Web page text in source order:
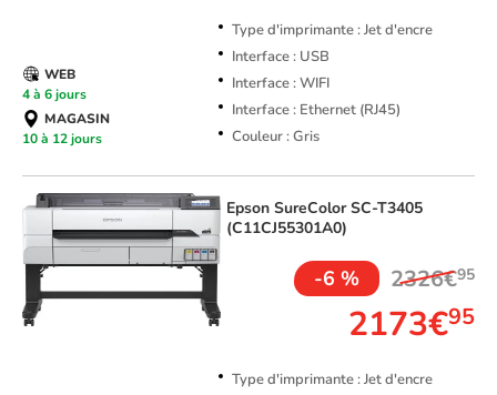
Type d'imprimante : Jet d'encre
Interface : USB
Interface : WIFI
Interface : Ethernet (RJ45)
Couleur : Gris
WEB
4 à 6 jours
MAGASIN
10 à 12 jours
Epson SureColor SC-T3405
(C11CJ55301A0)
-6 % 2326€95
2173€95
Type d'imprimante : Jet d'encre